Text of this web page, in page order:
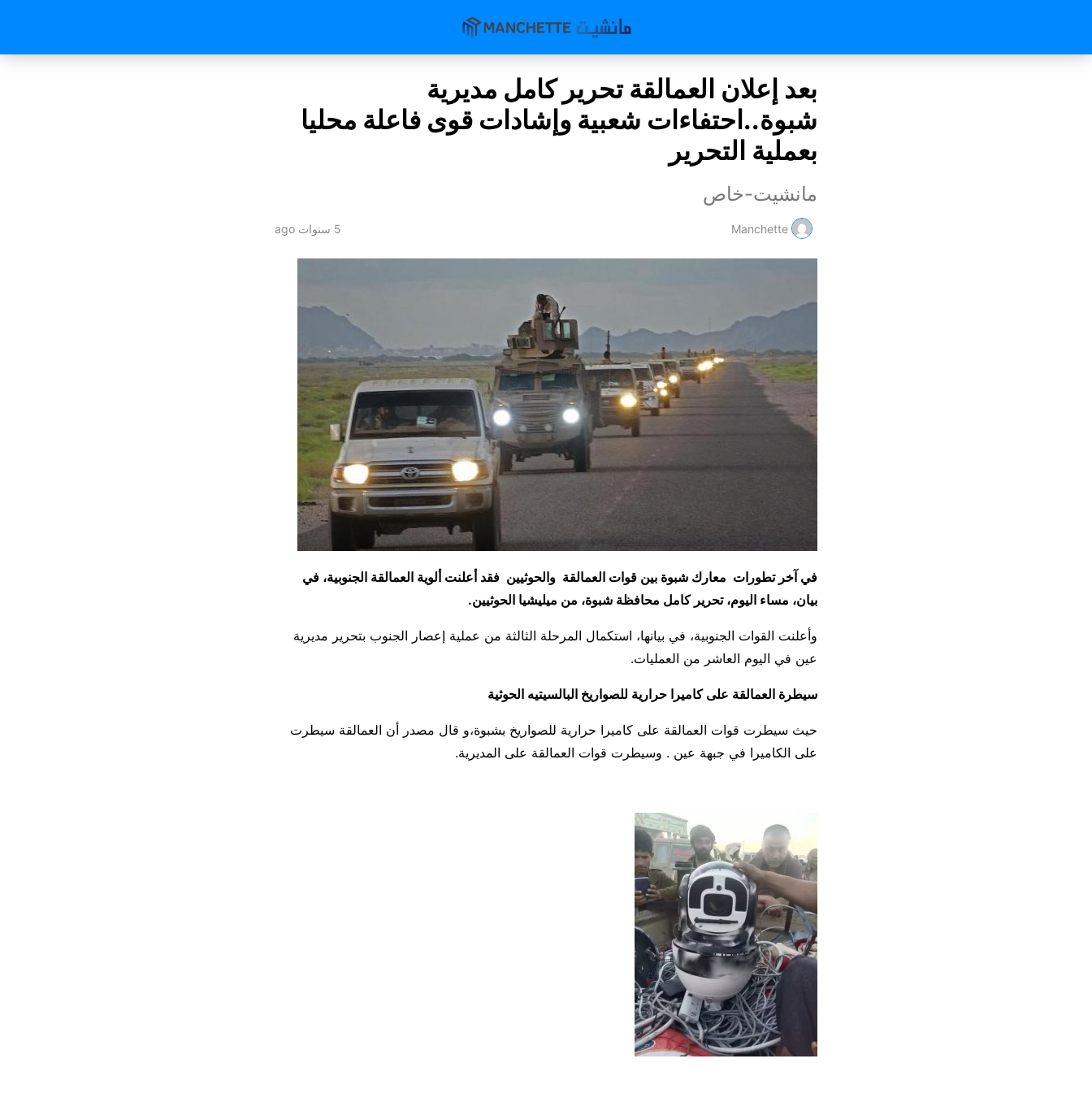
بعد إعلان العمالقة تحرير كامل مديرية
شبوة..احتفاءات شعبية وإشادات قوى فاعلة محليا
بعملية التحرير
مانشيت-خاص
Manchette 5 سنوات ago
في آخر تطورات معارك شبوة بين قوات العمالقة والحوثيين فقد أعلنت ألوية العمالقة الجنوبية، في
بيان، مساء اليوم، تحرير كامل محافظة شبوة، من ميليشيا الحوثيين.
وأعلنت القوات الجنوبية، في بيانها، استكمال المرحلة الثالثة من عملية إعصار الجنوب بتحرير مديرية
عين في اليوم العاشر من العمليات.
سيطرة العمالقة على كاميرا حرارية للصواريخ البالسيتيه الحوثية
حيث سيطرت قوات العمالقة على كاميرا حرارية للصواريخ بشبوة،و قال مصدر أن العمالقة سيطرت
على الكاميرا في جبهة عين . وسيطرت قوات العمالقة على المديرية.